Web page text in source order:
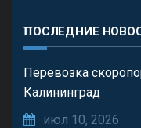
ПОСЛЕДНИЕ
Перевозка
Калининград
июл 10, 2026